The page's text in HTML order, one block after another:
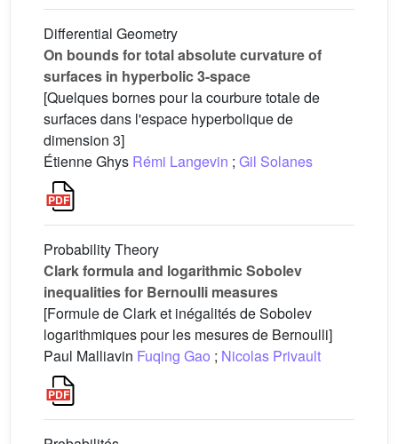
Differential Geometry
On bounds for total absolute curvature of
surfaces in hyperbolic 3-space
[Quelques bornes pour la courbure totale de
surfaces dans l'espace hyperbolique de
dimension 3]
Étienne Ghys Rémi Langevin ; Gil Solanes
Probability Theory
Clark formula and logarithmic Sobolev
inequalities for Bernoulli measures
[Formule de Clark et inégalités de Sobolev
logarithmiques pour les mesures de Bernoulli]
Paul Malliavin Fuqing Gao ; Nicolas Privault